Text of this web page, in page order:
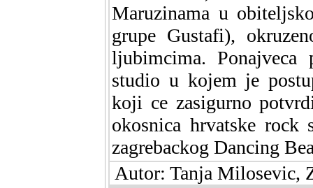
Maruzinama u
grupe Gustafi),
ljubimcima.
studio u kojem je
koji ce zasigurno
okosnica hrvatske rock
zagrebackog Dancing
Autor: Tanja Milosevic,